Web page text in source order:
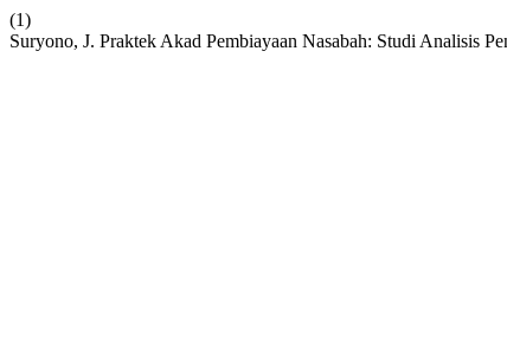
(1)
Suryono, J. Praktek Akad Pembiayaan Nasabah: Studi Analisis